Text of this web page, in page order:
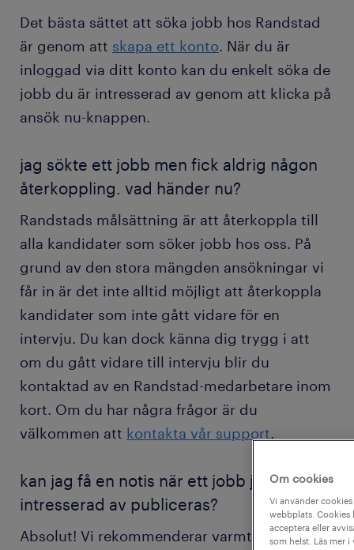
Det bästa sättet att söka jobb hos Randstad
är genom att skapa ett konto. När du är
inloggad via ditt konto kan du enkelt söka de
jobb du är intresserad av genom att klicka på
ansök nu-knappen.
jag sökte ett jobb men fick aldrig någon
återkoppling. vad händer nu?
Randstads målsättning är att återkoppla till
alla kandidater som söker jobb hos oss. På
grund av den stora mängden ansökningar vi
får in är det inte alltid möjligt att återkoppla
kandidater som inte gått vidare för en
intervju. Du kan dock känna dig trygg i att
om du gått vidare till intervju blir du
kontaktad av en Randstad-medarbetare inom
kort. Om du har några frågor är du
välkommen att kontakta vår support.
kan jag få en notis när ett jobb jag är
intresserad av publiceras?
Absolut! Vi rekommenderar varmt att du
Om cookies
Vi använder
webbplats. Cookies
acceptera eller
som helst. Läs mer i